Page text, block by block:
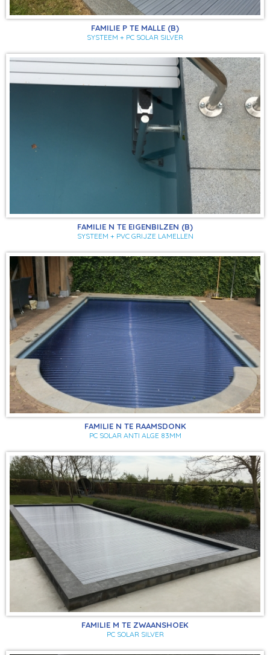
FAMILIE P TE MALLE (B)
SYSTEEM + PC SOLAR SILVER
FAMILIE N TE EIGENBILZEN (B)
SYSTEEM + PVC GRIJZE LAMELLEN
FAMILIE N TE RAAMSDONK
PC SOLAR ANTI ALGE 83MM
FAMILIE M TE ZWAANSHOEK
PC SOLAR SILVER